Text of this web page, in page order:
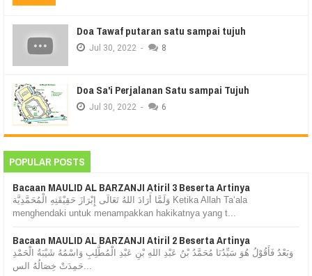
Doa Tawaf putaran satu sampai tujuh
Jul 30, 2022 - 8
Doa Sa'i Perjalanan Satu sampai Tujuh
Jul 30, 2022 - 6
POPULAR POSTS
Bacaan MAULID AL BARZANJI Atiril 3 Beserta Artinya
وَلَمَّا أَرَادَ اللهُ تَعَالَى إِبْرَازَ حَقِيْقَتِهِ الْمُحَمَّدِيَّة Ketika Allah Ta‘ala
menghendaki untuk menampakkan hakikatnya yang t...
Bacaan MAULID AL BARZANJI Atiril 2 Beserta Artinya
وَبَعْدُ فَأَقُوْلُ هُوَ سَيِّدُنَا مُحَمَّدُ بْنُ عَبْدِ اللهِ بْنِ عَبْدِ الْمُطَّلِبِ وَاسْمُهُ شَيْبَةُ الْحَمْدِ